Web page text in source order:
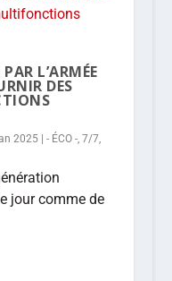
L’ARMÉE
DES
2025| - ÉCO -, 7/7,
jour comme de